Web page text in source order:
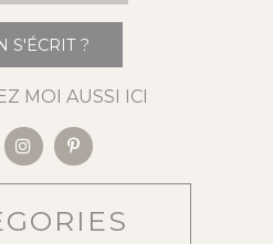
S'ÉCRIT ?
MOI AUSSI ICI